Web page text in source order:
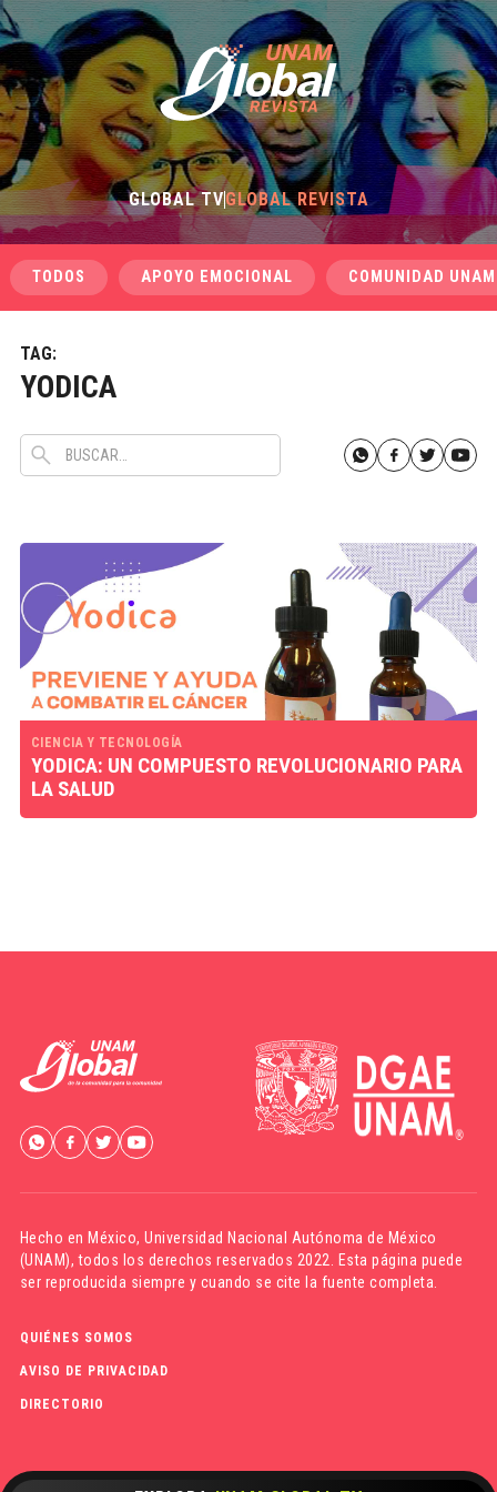
GLOBAL TVGLOBAL REVISTA
TODOS APOYO EMOCIONAL COMUNIDAD UNAM
TAG:
YODICA
CIENCIA Y TECNOLOGÍA
YODICA: UN COMPUESTO REVOLUCIONARIO PARA
LA SALUD
Hecho en México,Universidad Nacional Autónoma de México
(UNAM), todos los derechos reservados 2022. Esta página puede
ser reproducida siempre y cuando se cite la fuente completa.
QUIÉNES SOMOS
AVISO DE PRIVACIDAD
DIRECTORIO